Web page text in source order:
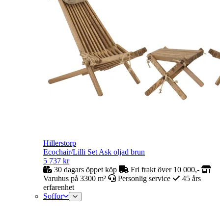
Hillerstorp
Ecochair/Lilli Set Ask oljad brun
5 737 kr
30 dagars öppet köp
Fri frakt över 10 000,-
Varuhus på 3300 m²
Personlig service
45 års
erfarenhet
Soffor